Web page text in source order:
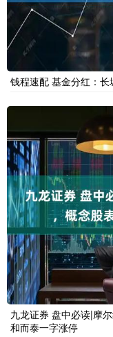
钱程速配 基金分红：
九龙证券 盘中必读|摩
和而泰一字涨停